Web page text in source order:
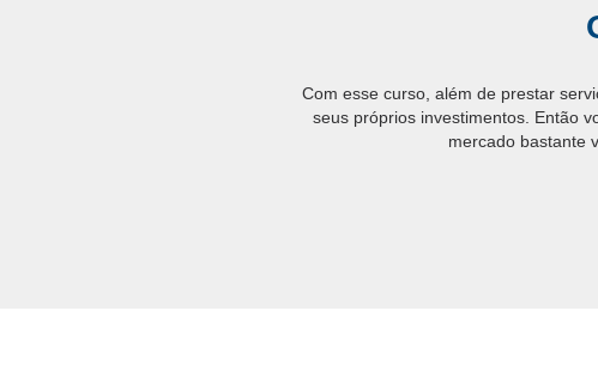
Com esse curso, além de prestar
seus próprios investimentos. Então
mercado bastante